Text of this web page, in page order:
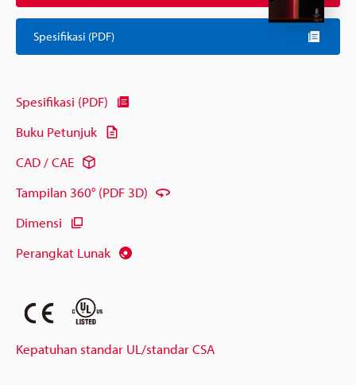
Spesifikasi (PDF)
Spesifikasi (PDF)
Buku Petunjuk
CAD / CAE
Tampilan 360° (PDF 3D)
Dimensi
Perangkat Lunak
Kepatuhan standar UL/standar CSA